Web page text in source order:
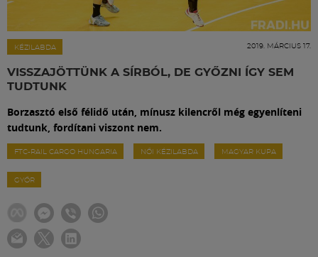
KÉZILABDA 2019. MÁRCIUS 17.
VISSZAJÖTTÜNK A SÍRBÓL, DE GYŐZNI ÍGY SEM
TUDTUNK
Borzasztó első félidő után, mínusz kilencről még egyenlíteni
tudtunk, fordítani viszont nem.
FTC-RAIL CARGO HUNGARIA NŐI KÉZILABDA MAGYAR KUPA
GYŐR
Labdarúgás
Meccscenter
Klub
Szolgáltatások